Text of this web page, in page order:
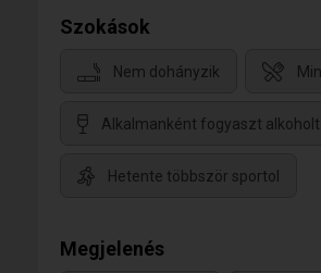
Szokások
Nem dohányzik
Alkalmanként fogyaszt alkoholt
Hetente többször sportol
Megjelenés